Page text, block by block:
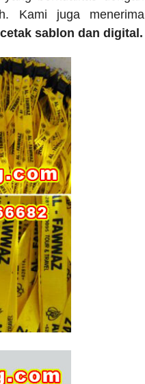
Kami juga menerima
cetak sablon dan digital.